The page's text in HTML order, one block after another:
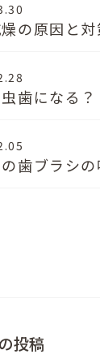
の原因と対
歯になる？
歯ブラシ
投稿